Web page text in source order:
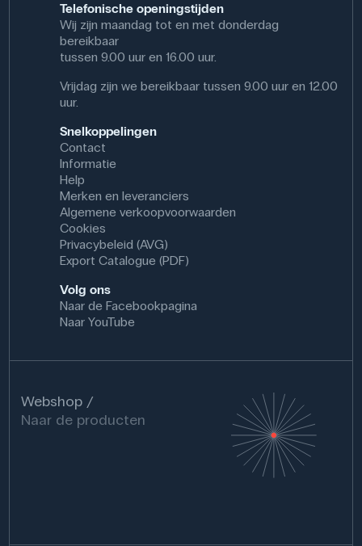
Telefonische openingstijden
Wij zijn maandag tot en met donderdag
bereikbaar
tussen 9.00 uur en 16.00 uur.
Vrijdag zijn we bereikbaar tussen 9.00 uur en 12.00
uur.
Snelkoppelingen
Contact
Informatie
Help
Merken en leveranciers
Algemene verkoopvoorwaarden
Cookies
Privacybeleid (AVG)
Export Catalogue (PDF)
Volg ons
Naar de Facebookpagina
Naar YouTube
Webshop
Naar de producten